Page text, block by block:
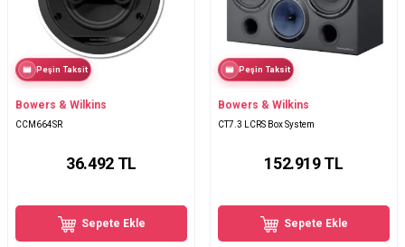
Peşin Taksit
Bowers & Wilkins
CCM664SR
36.492TL
Sepete Ekle
Peşin Taksit
Bowers & Wilkins
CT7.3 LCRS Box System
152.919TL
Sepete Ekle